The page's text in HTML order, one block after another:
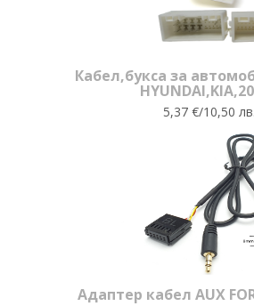
Кабел,букса за
5,37 €/10,50 лв.
Адаптер кабел AUX